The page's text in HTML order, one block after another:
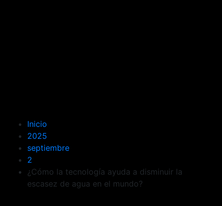
Inicio
2025
septiembre
2
¿Cómo la tecnología ayuda a disminuir la
escasez de agua en el mundo?